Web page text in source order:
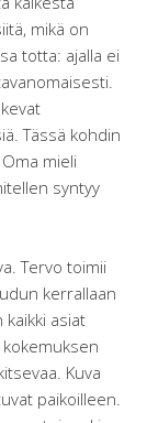
mikä on
totta: ajalla ei
Tässä kohdin
mieli
syntyy
Tervo toimii
kerrallaan
asiat
kokemuksen
Kuva
paikoilleen.